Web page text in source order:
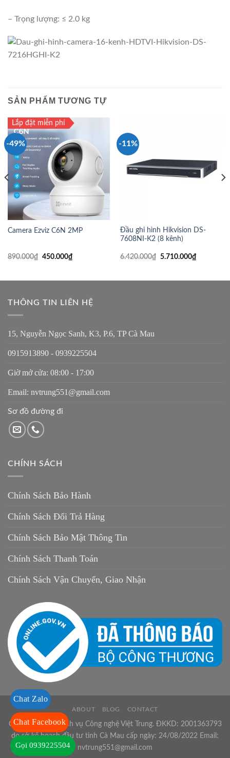
– Trọng lượng: ≤ 2.0 kg
SẢN PHẨM TƯƠNG TỰ
-49%
Lắp đặt miễn phí
Camera Ezviz C6N 2MP
890.000₫ 450.000₫
-11%
Đầu ghi hình Hikvision DS-
7608NI-K2 (8 kênh)
6.420.000₫ 5.710.000₫
THÔNG TIN LIÊN HỆ
15, Nguyễn Ngọc Sanh, K3, P.6, TP Cà Mau
0915913890 - 0939225504
Giờ mở cửa: 08:00 - 17:00
Email: nvtrung551@gmail.com
Sơ đồ đường đi
CHÍNH SÁCH
Chính Sách Bảo Hành
Chính Sách Đổi Trả Hàng
Chính Sách Bảo Mật Thông Tin
Chính Sách Thanh Toán
Chính Sách Vận Chuyển, Giao Nhận
ABOUT BLOG CONTACT
Công ty TNHH Dịch vụ Công nghệ Việt Trung. ĐKKD: 2001363793
do sở kế hoạch đầu tư tỉnh Cà Mau cấp ngày: 24/08/2022 Email:
nvtrung551@gmail.com
Chat Zalo
Chat Facebook
Gọi 0939225504